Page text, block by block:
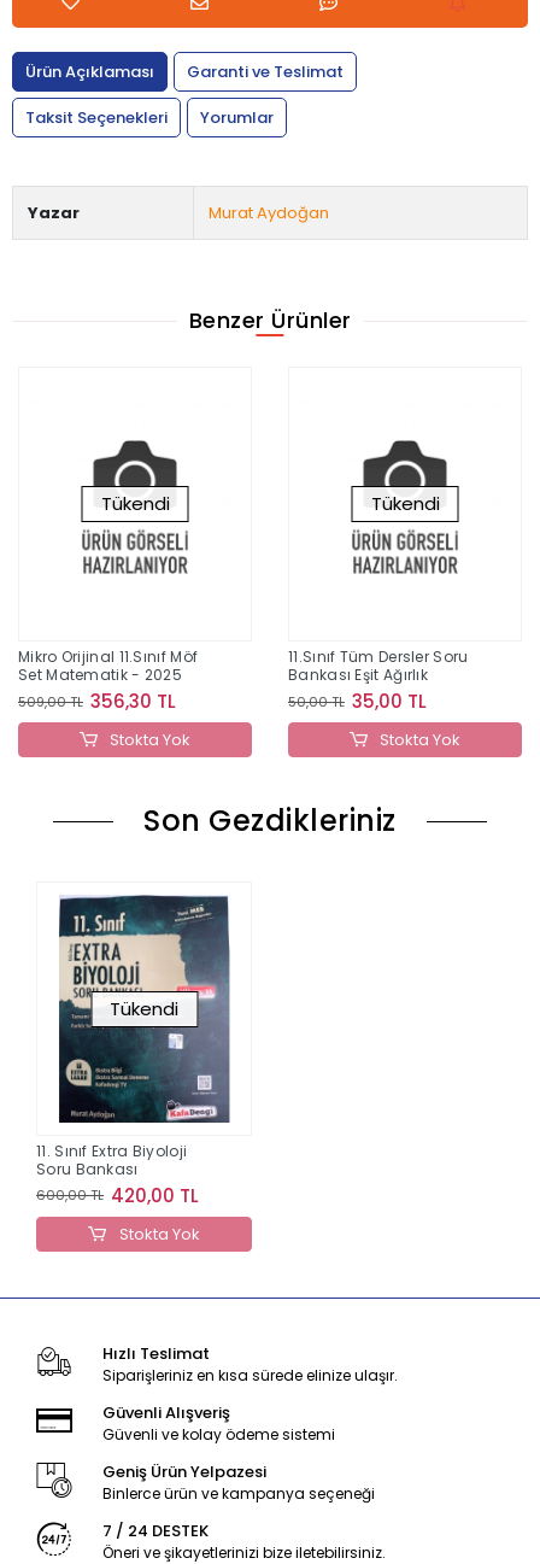
Ürün Açıklaması
Garanti ve Teslimat
Taksit Seçenekleri
Yorumlar
Yazar Murat Aydoğan
Benzer Ürünler
Tükendi
Mikro Orijinal 11.Sınıf Möf
Set Matematik - 2025
509,00 TL 356,30 TL
Stokta Yok
Tükendi
11.Sınıf Tüm Dersler Soru
Bankası Eşit Ağırlık
50,00 TL 35,00 TL
Stokta Yok
Son Gezdikleriniz
Tükendi
11. Sınıf Extra Biyoloji
Soru Bankası
600,00 TL 420,00 TL
Stokta Yok
Hızlı Teslimat
Siparişleriniz en kısa sürede elinize ulaşır.
Güvenli Alışveriş
Güvenli ve kolay ödeme sistemi
Geniş Ürün Yelpazesi
Binlerce ürün ve kampanya seçeneği
7 / 24 DESTEK
Öneri ve şikayetlerinizi bize iletebilirsiniz.